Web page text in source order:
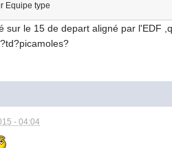
Equipe type
sur le 15 de depart aligné par l'EDF
- 04:04